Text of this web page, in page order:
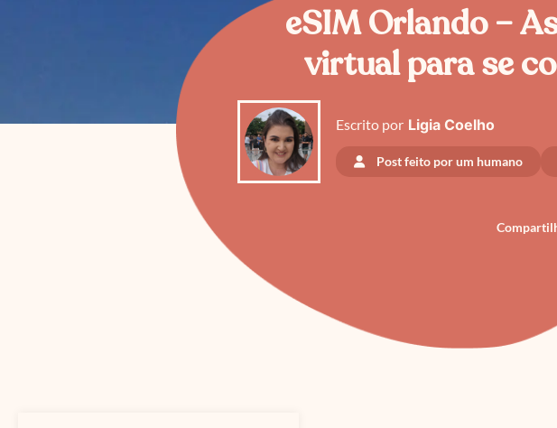
eSIM Orlando –
virtual para se
Escrito por Ligia Coelho
Post feito por um humano